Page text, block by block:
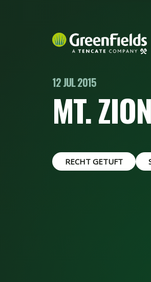
12 JUL 2015
MT.
RECHT GETUFT